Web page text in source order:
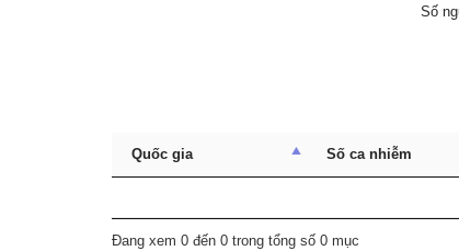
Số
Quốc gia Số ca nhiễm
Đang xem 0 đến 0 trong tổng số 0 mục